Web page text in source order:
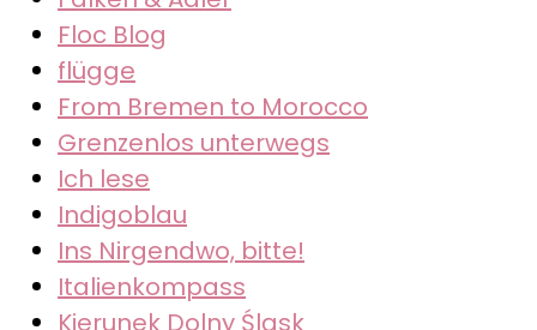
Floc Blog
flügge
From Bremen to Morocco
Grenzenlos unterwegs
Ich lese
Indigoblau
Ins Nirgendwo, bitte!
Italienkompass
Kierunek Dolny Śląsk